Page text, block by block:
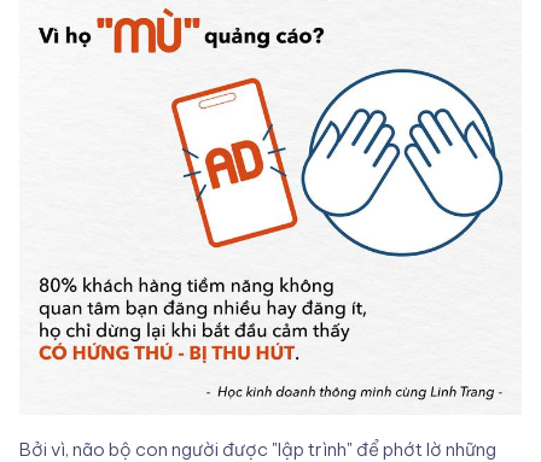
Bởi vì, não bộ con người được "lập trình" để phớt lờ những